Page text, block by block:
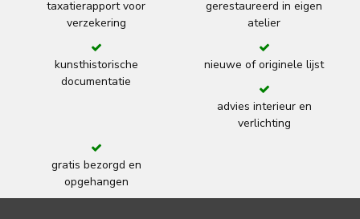
taxatierapport voor
verzekering
gerestaureerd in eigen
atelier
kunsthistorische
documentatie
nieuwe of originele lijst
advies interieur en
verlichting
gratis bezorgd en
opgehangen